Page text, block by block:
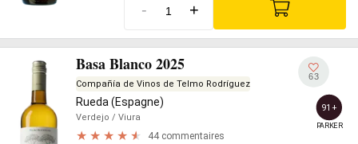
- +
Basa Blanco 2025
Compañía de Vinos de Telmo Rodríguez
Rueda (Espagne)
Verdejo / Viura
44 commentaires
63
91+
PARKER